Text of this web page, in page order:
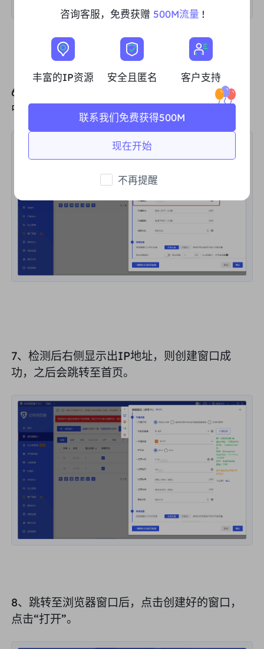
6、把之前生成的代理地址，粘贴到“ 代理主机
中。点击“
代理检查 ”
7、检测后右侧显示出IP地址，则创建窗口成
功，之后会跳转至首页。
8、跳转至浏览器窗口后，点击创建好的窗口，
点击“打开”。
咨询客服，免费获赠 500M流量 !
丰富的IP资源 安全且匿名 客户支持
现在开始
联系我们免费获得500M
不再提醒